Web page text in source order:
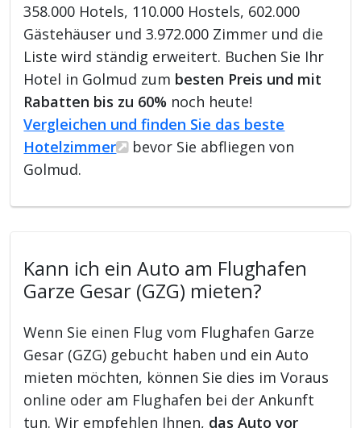
358.000 Hotels, 110.000 Hostels, 602.000
Gästehäuser und 3.972.000 Zimmer und die
Liste wird ständig erweitert. Buchen Sie Ihr
Hotel in Golmud zum besten Preis und mit
Rabatten bis zu 60% noch heute!
Vergleichen und finden Sie das beste
Hotelzimmer
bevor Sie abfliegen von
Golmud.
Kann ich ein Auto am Flughafen
Garze Gesar (GZG) mieten?
Wenn Sie einen Flug vom Flughafen Garze
Gesar (GZG) gebucht haben und ein Auto
mieten möchten, können Sie dies im Voraus
online oder am Flughafen bei der Ankunft
tun. Wir empfehlen Ihnen, das Auto vor